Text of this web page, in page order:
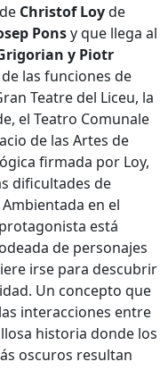
Christof Loyde
Ponsy que llega al
y Piotr
las funciones de
Teatre del Liceu, la
el Teatro Comunale
de las Artes de
firmada por Loy,
dificultades de
en el
está
de personajes
irse para descubrir
Un concepto que
interacciones entre
historia donde los
oscuros resultan